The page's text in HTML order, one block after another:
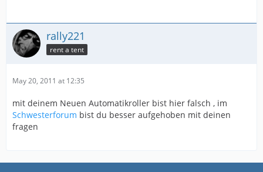
rally221
rent a tent
May 20, 2011 at 12:35
mit deinem Neuen Automatikroller bist hier falsch , im
Schwesterforum bist du besser aufgehoben mit deinen
fragen